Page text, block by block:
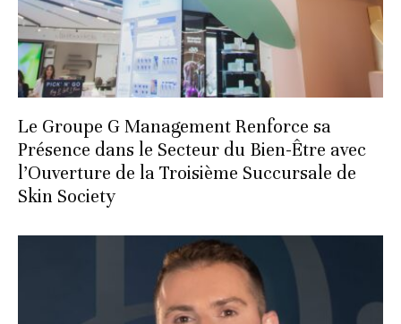
Le Groupe G Management Renforce sa
Présence dans le Secteur du Bien-Être avec
l’Ouverture de la Troisième Succursale de
Skin Society